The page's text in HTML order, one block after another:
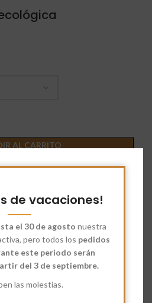
de vacaciones!
el 30 de agosto nuestra
pero todos los pedidos
este periodo serán
del 3 de septiembre.
las molestias.
AL CARRITO
a deseados